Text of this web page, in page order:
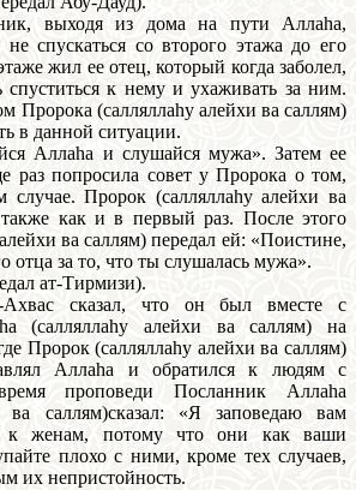
выходя из дома на пути Аллаhа,
спускаться со второго этажа до его
жил ее отец, который когда заболел,
к нему и ухаживать за ним.
Пророка (салляллаhу алейхи ва саллям)
в данной ситуации.
Аллаhа и слушайся мужа». Затем ее
раз попросила совет у Пророка о том,
случае. Пророк (салляллаhу алейхи ва
как и в первый раз. После этого
ва саллям) передал ей: «Поистине,
отца за то, что ты слушалась мужа».
ат-Тирмизи).
сказал, что он был вместе с
(салляллаhу алейхи ва саллям) на
Пророк (салляллаhу алейхи ва саллям)
Аллаhа и обратился к людям с
проповеди Посланник Аллаhа
ва саллям)сказал: «Я заповедаю вам
к женам, потому что они как ваши
плохо с ними, кроме тех случаев,
их непристойность.